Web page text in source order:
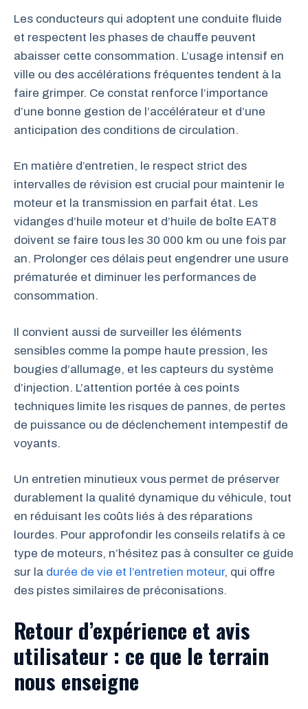
Les conducteurs qui adoptent une conduite fluide
et respectent les phases de chauffe peuvent
abaisser cette consommation. L’usage intensif en
ville ou des accélérations fréquentes tendent à la
faire grimper. Ce constat renforce l’importance
d’une bonne gestion de l’accélérateur et d’une
anticipation des conditions de circulation.
En matière d’entretien, le respect strict des
intervalles de révision est crucial pour maintenir le
moteur et la transmission en parfait état. Les
vidanges d’huile moteur et d’huile de boîte EAT8
doivent se faire tous les 30 000 km ou une fois par
an. Prolonger ces délais peut engendrer une usure
prématurée et diminuer les performances de
consommation.
Il convient aussi de surveiller les éléments
sensibles comme la pompe haute pression, les
bougies d’allumage, et les capteurs du système
d’injection. L’attention portée à ces points
techniques limite les risques de pannes, de pertes
de puissance ou de déclenchement intempestif de
voyants.
Un entretien minutieux vous permet de préserver
durablement la qualité dynamique du véhicule, tout
en réduisant les coûts liés à des réparations
lourdes. Pour approfondir les conseils relatifs à ce
type de moteurs, n’hésitez pas à consulter ce guide
sur la durée de vie et l’entretien moteur, qui offre
des pistes similaires de préconisations.
Retour d’expérience et avis
utilisateur : ce que le terrain
nous enseigne